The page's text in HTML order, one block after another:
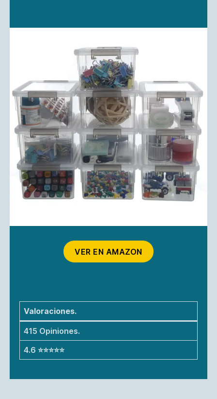
VER EN AMAZON
Valoraciones.
415 Opiniones.
4.6 ⭐⭐⭐⭐⭐